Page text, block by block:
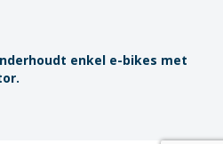
enkel e-bikes met